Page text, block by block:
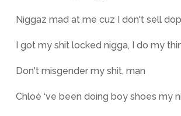
Niggaz mad at me cuz I don't sell
I got my shit locked nigga, I do my
Don't misgender my shit, man
Chloé ‘ve been doing boy shoes my